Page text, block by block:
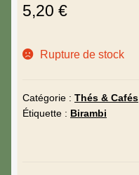
5,20 €
Rupture de stock
Catégorie : Thés & Cafés
Étiquette : Birambi